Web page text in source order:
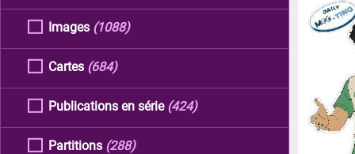
Images (1088)
Cartes (684)
Publications en série (424)
Partitions (288)